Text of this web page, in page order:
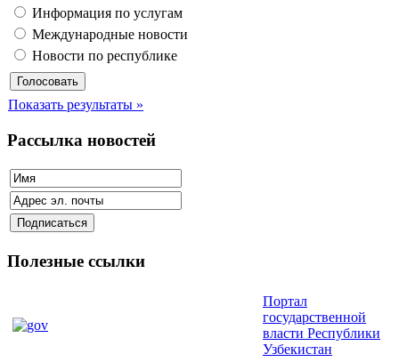
Информация по услугам
Международные новости
Новости по республике
Показать результаты »
Рассылка новостей
Полезные ссылки
Портал
государственной
власти Республики
Узбекистан